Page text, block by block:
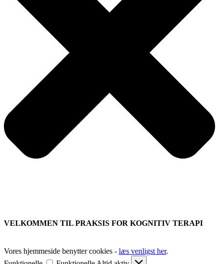
VELKOMMEN TIL PRAKSIS FOR KOGNITIV TERAPI
Vores hjemmeside benytter cookies - læs venligst her.